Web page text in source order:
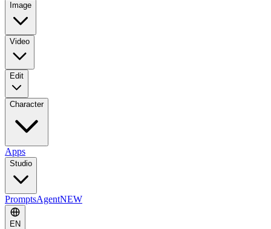
Image
Video
Edit
Character
Apps
Studio
PromptsAgentNEW
EN